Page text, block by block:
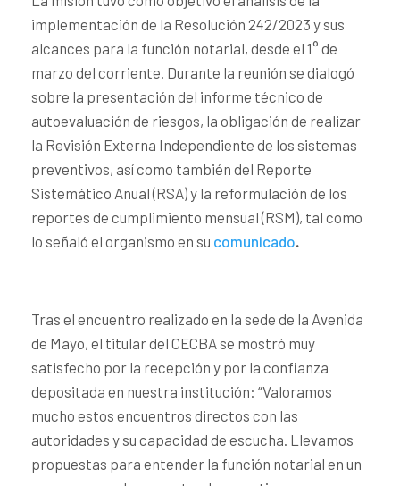
implementación de la Resolución 242/2023 y sus
alcances para la función notarial, desde el 1° de
marzo del corriente. Durante la reunión se dialogó
sobre la presentación del informe técnico de
autoevaluación de riesgos, la obligación de realizar
la Revisión Externa Independiente de los sistemas
preventivos, así como también del Reporte
Sistemático Anual (RSA) y la reformulación de los
reportes de cumplimiento mensual (RSM), tal como
lo señaló el organismo en su comunicado.
Tras el encuentro realizado en la sede de la Avenida
de Mayo, el titular del CECBA se mostró muy
satisfecho por la recepción y por la confianza
depositada en nuestra institución: “Valoramos
mucho estos encuentros directos con las
autoridades y su capacidad de escucha. Llevamos
propuestas para entender la función notarial en un